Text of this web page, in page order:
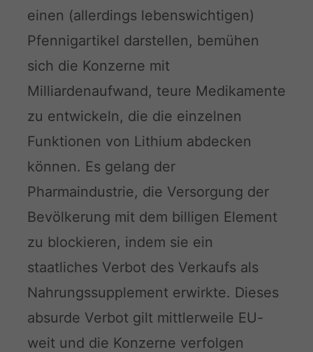
einen (allerdings lebenswichtigen)
Pfennigartikel darstellen, bemühen
sich die Konzerne mit
Milliardenaufwand, teure Medikamente
zu entwickeln, die die einzelnen
Funktionen von Lithium abdecken
können. Es gelang der
Pharmaindustrie, die Versorgung der
Bevölkerung mit dem billigen Element
zu blockieren, indem sie ein
staatliches Verbot des Verkaufs als
Nahrungssupplement erwirkte. Dieses
absurde Verbot gilt mittlerweile EU-
weit und die Konzerne verfolgen